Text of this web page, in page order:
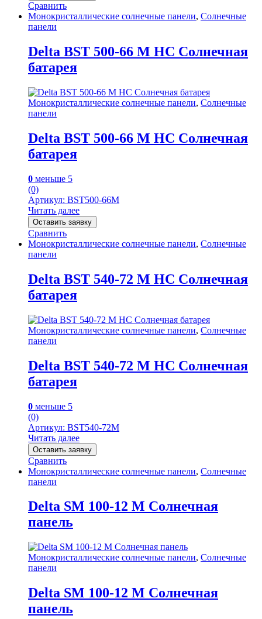
Сравнить
Монокристаллические солнечные панели, Солнечные
панели
Delta BST 500-66 M HC Солнечная
батарея
Монокристаллические солнечные панели, Солнечные
панели
Delta BST 500-66 M HC Солнечная
батарея
0 меньше 5
(0)
Артикул: BST500-66M
Читать далее
Оставить заявку
Сравнить
Монокристаллические солнечные панели, Солнечные
панели
Delta BST 540-72 M HC Солнечная
батарея
Монокристаллические солнечные панели, Солнечные
панели
Delta BST 540-72 M HC Солнечная
батарея
0 меньше 5
(0)
Артикул: BST540-72M
Читать далее
Оставить заявку
Сравнить
Монокристаллические солнечные панели, Солнечные
панели
Delta SM 100-12 M Солнечная
панель
Монокристаллические солнечные панели, Солнечные
панели
Delta SM 100-12 M Солнечная
панель